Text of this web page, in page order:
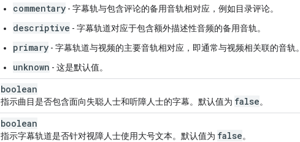
commentary - 字幕轨与包含评论的备用音轨相对应，例如目录评论。
descriptive - 字幕轨道对应于包含额外描述性音频的备用音轨。
primary - 字幕轨道与视频的主要音轨相对应，即通常与视频相关联的音轨。
unknown - 这是默认值。
boolean
指示曲目是否包含面向失聪人士和听障人士的字幕。默认值为 false。
boolean
指示字幕轨道是否针对视障人士使用大号文本。默认值为 false。